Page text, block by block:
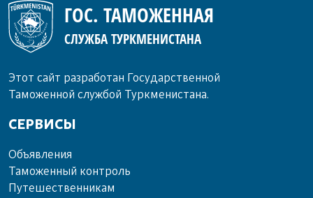
ГОС. ТАМОЖЕННАЯ
СЛУЖБА ТУРКМЕНИСТАНА
Этот сайт разработан Государственной
Таможенной службой Туркменистана.
СЕРВИСЫ
Объ­яв­ле­ния
Та­мо­жен­ный кон­троль
Пу­те­шест­вен­ни­кам